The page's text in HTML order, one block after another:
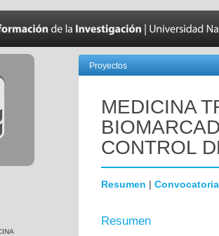
Proyectos
MEDICINA
CONTROL
Resumen | Convocatoria
Resumen